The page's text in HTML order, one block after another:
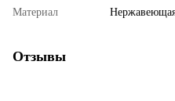
Материал Нержавеющая
Отзывы